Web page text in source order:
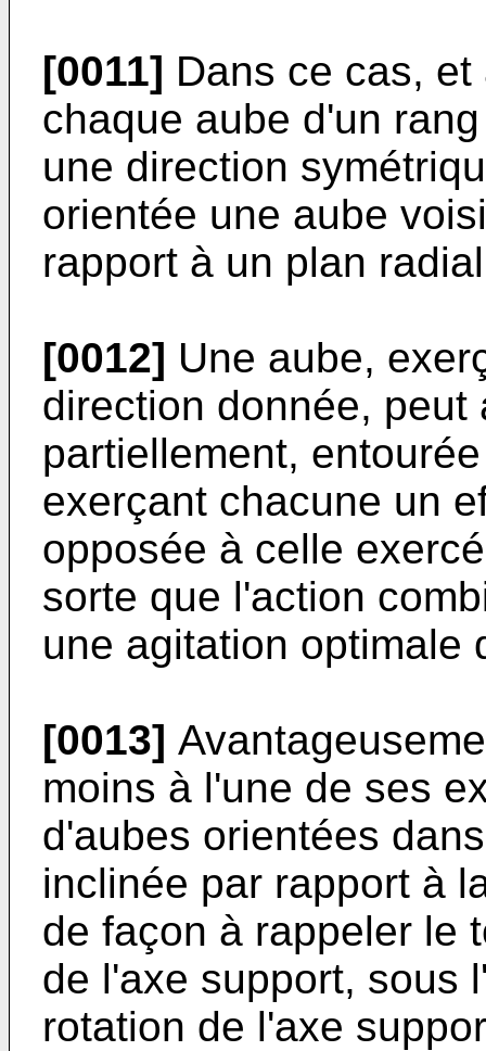
[0011] Dans ce cas,
chaque aube d'un
une direction
orientée une aube
rapport à un plan
[0012] Une aube,
direction donnée, peut
partiellement,
exerçant chacune un
opposée à celle
sorte que l'action
une agitation optimale
[0013]
moins à l'une de ses
d'aubes orientées
inclinée par rapport à
de façon à rappeler le
de l'axe support, sous
rotation de l'axe